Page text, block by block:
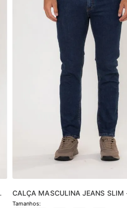
CALÇA MASCULINA JEANS SLIM
ESCURO